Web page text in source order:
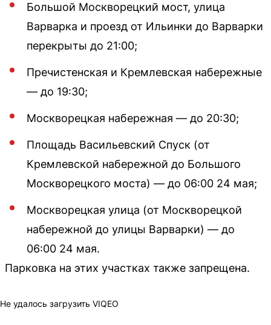
Большой Москворецкий мост, улица
Варварка и проезд от Ильинки до Варварки
перекрыты до 21:00;
Пречистенская и Кремлевская набережные
— до 19:30;
Москворецкая набережная — до 20:30;
Площадь Васильевский Спуск (от
Кремлевской набережной до Большого
Москворецкого моста) — до 06:00 24 мая;
Москворецкая улица (от Москворецкой
набережной до улицы Варварки) — до
06:00 24 мая.
Парковка на этих участках также запрещена.
Не удалось загрузить VIQEO